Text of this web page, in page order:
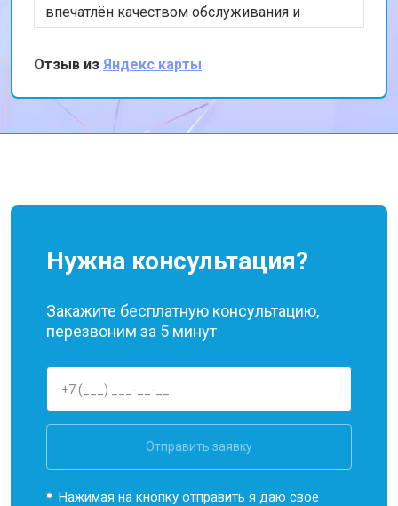
впечатлён качеством обслуживания и
скоростью выполнения работы. Мой телефон
теперь работает безупречно. Спасибо за
отличную работу!
Отзыв из Яндекс карты
Нужна консультация?
Закажите бесплатную консультацию,
перезвоним за 5 минут
Отправить заявку
Нажимая на кнопку отправить я даю свое